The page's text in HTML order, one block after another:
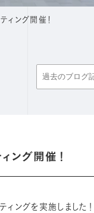
ィング開催！
ング開催！
ングを実施しました！